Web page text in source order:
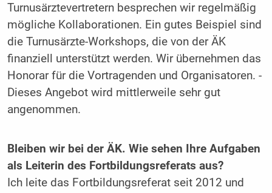
Turnusärztevertretern besprechen wir regelmäßig
mögliche Kollaborationen. Ein gutes Beispiel sind
die Turnusärzte-Workshops, die von der ÄK
finanziell unterstützt werden. Wir übernehmen das
Honorar für die Vortragenden und Organisatoren. ­
Dieses Angebot wird mittlerweile sehr gut
angenommen.
Bleiben wir bei der ÄK. Wie sehen Ihre Aufgaben
als Leiterin des Fortbildungsreferats aus?
Ich leite das Fortbildungsreferat seit 2012 und